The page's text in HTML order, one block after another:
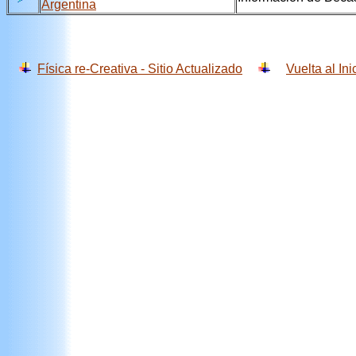
Argentina
Física re-Creativa - Sitio Actualizado Vuelta al